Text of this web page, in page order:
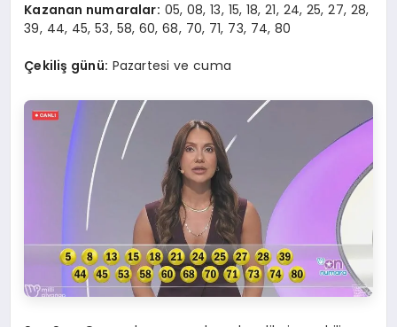
Kazanan numaralar: 05, 08, 13, 15, 18, 21, 24, 25, 27, 28,
39, 44, 45, 53, 58, 60, 68, 70, 71, 73, 74, 80
Çekiliş günü: Pazartesi ve cuma